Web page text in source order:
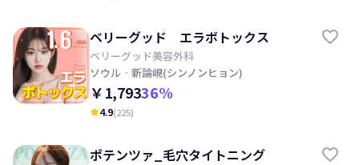
ベリーグッド エラボトックス
ベリーグッド美容外科
ソウル · 新論峴(シンノンヒョン)
￥1,79336%
kid_star4.9(225)
ポテンツァ_毛穴タイトニング